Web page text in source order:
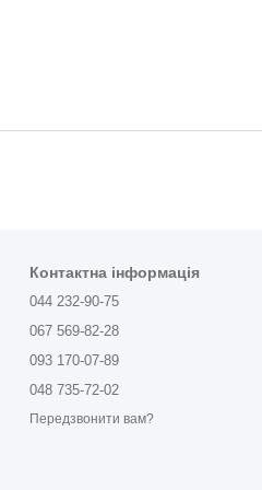
Контактна інформація
044 232-90-75
067 569-82-28
093 170-07-89
048 735-72-02
Передзвонити вам?